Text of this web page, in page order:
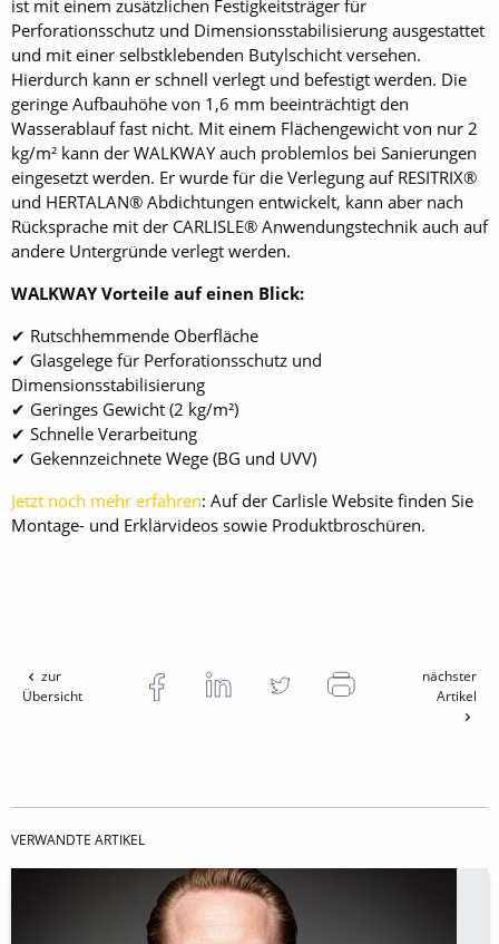
ist mit einem zusätzlichen Festigkeitsträger für
Perforationsschutz und Dimensionsstabilisierung ausgestattet
und mit einer selbstklebenden Butylschicht versehen.
Hierdurch kann er schnell verlegt und befestigt werden. Die
geringe Aufbauhöhe von 1,6 mm beeinträchtigt den
Wasserablauf fast nicht. Mit einem Flächengewicht von nur 2
kg/m² kann der WALKWAY auch problemlos bei Sanierungen
eingesetzt werden. Er wurde für die Verlegung auf RESITRIX®
und HERTALAN® Abdichtungen entwickelt, kann aber nach
Rücksprache mit der CARLISLE® Anwendungstechnik auch auf
andere Untergründe verlegt werden.
WALKWAY Vorteile auf einen Blick:
✔ Rutschhemmende Oberfläche
✔ Glasgelege für Perforationsschutz und
Dimensionsstabilisierung
✔ Geringes Gewicht (2 kg/m²)
✔ Schnelle Verarbeitung
✔ Gekennzeichnete Wege (BG und UVV)
Jetzt noch mehr erfahren: Auf der Carlisle Website finden Sie
Montage- und Erklärvideos sowie Produktbroschüren.
zur
Übersicht
nächster
Artikel
VERWANDTE ARTIKEL